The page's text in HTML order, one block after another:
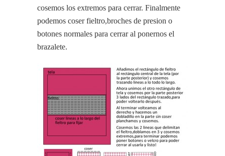
cosemos los extremos para cerrar. Finalmente
podemos coser fieltro,broches de presion o
botones normales para cerrar al ponernos el
brazalete.